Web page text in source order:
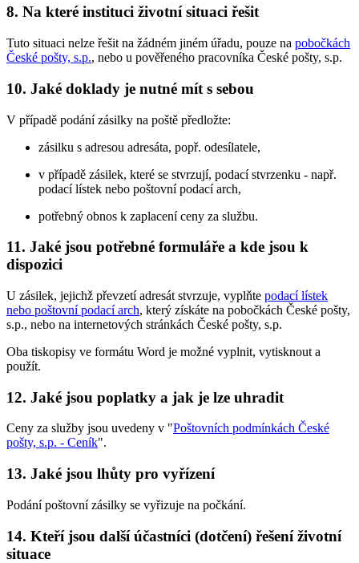
8. Na které instituci životní situaci řešit
Tuto situaci nelze řešit na žádném jiném úřadu, pouze na pobočkách
České pošty, s.p., nebo u pověřeného pracovníka České pošty, s.p.
10. Jaké doklady je nutné mít s sebou
V případě podání zásilky na poště předložte:
zásilku s adresou adresáta, popř. odesílatele,
v případě zásilek, které se stvrzují, podací stvrzenku - např.
podací lístek nebo poštovní podací arch,
potřebný obnos k zaplacení ceny za službu.
11. Jaké jsou potřebné formuláře a kde jsou k
dispozici
U zásilek, jejichž převzetí adresát stvrzuje, vyplňte podací lístek
nebo poštovní podací arch, který získáte na pobočkách České pošty,
s.p., nebo na internetových stránkách České pošty, s.p.
Oba tiskopisy ve formátu Word je možné vyplnit, vytisknout a
použít.
12. Jaké jsou poplatky a jak je lze uhradit
Ceny za služby jsou uvedeny v "Poštovních podmínkách České
pošty, s.p. - Ceník".
13. Jaké jsou lhůty pro vyřízení
Podání poštovní zásilky se vyřizuje na počkání.
14. Kteří jsou další účastníci (dotčení) řešení životní
situace